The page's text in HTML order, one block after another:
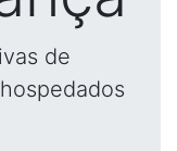
de